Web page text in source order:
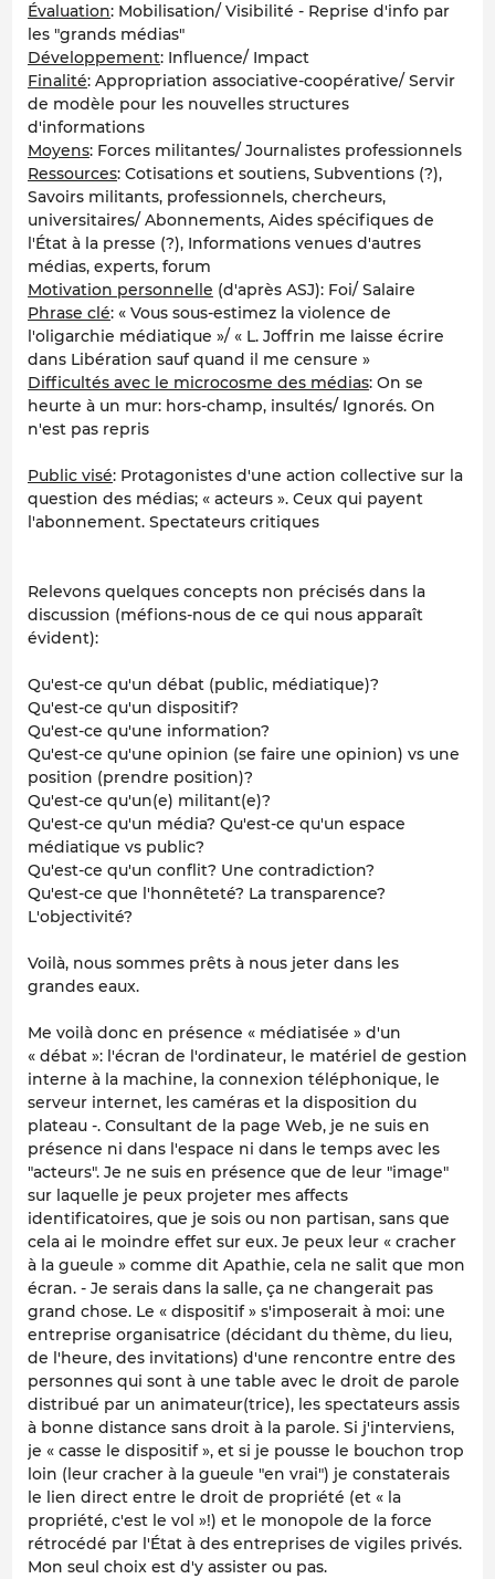
Évaluation: Mobilisation/ Visibilité - Reprise d'info par
les "grands médias"
Développement: Influence/ Impact
Finalité: Appropriation associative-coopérative/ Servir
de modèle pour les nouvelles structures
d'informations
Moyens: Forces militantes/ Journalistes professionnels
Ressources: Cotisations et soutiens, Subventions (?),
Savoirs militants, professionnels, chercheurs,
universitaires/ Abonnements, Aides spécifiques de
l'État à la presse (?), Informations venues d'autres
médias, experts, forum
Motivation personnelle (d'après ASJ): Foi/ Salaire
Phrase clé: « Vous sous-estimez la violence de
l'oligarchie médiatique »/ « L. Joffrin me laisse écrire
dans Libération sauf quand il me censure »
Difficultés avec le microcosme des médias: On se
heurte à un mur: hors-champ, insultés/ Ignorés. On
n'est pas repris
Public visé: Protagonistes d'une action collective sur la
question des médias; « acteurs ». Ceux qui payent
l'abonnement. Spectateurs critiques
Relevons quelques concepts non précisés dans la
discussion (méfions-nous de ce qui nous apparaît
évident):
Qu'est-ce qu'un débat (public, médiatique)?
Qu'est-ce qu'un dispositif?
Qu'est-ce qu'une information?
Qu'est-ce qu'une opinion (se faire une opinion) vs une
position (prendre position)?
Qu'est-ce qu'un(e) militant(e)?
Qu'est-ce qu'un média? Qu'est-ce qu'un espace
médiatique vs public?
Qu'est-ce qu'un conflit? Une contradiction?
Qu'est-ce que l'honnêteté? La transparence?
L'objectivité?
Voilà, nous sommes prêts à nous jeter dans les
grandes eaux.
Me voilà donc en présence « médiatisée » d'un
« débat »: l'écran de l'ordinateur, le matériel de gestion
interne à la machine, la connexion téléphonique, le
serveur internet, les caméras et la disposition du
plateau -. Consultant de la page Web, je ne suis en
présence ni dans l'espace ni dans le temps avec les
"acteurs". Je ne suis en présence que de leur "image"
sur laquelle je peux projeter mes affects
identificatoires, que je sois ou non partisan, sans que
cela ai le moindre effet sur eux. Je peux leur « cracher
à la gueule » comme dit Apathie, cela ne salit que mon
écran. - Je serais dans la salle, ça ne changerait pas
grand chose. Le « dispositif » s'imposerait à moi: une
entreprise organisatrice (décidant du thème, du lieu,
de l'heure, des invitations) d'une rencontre entre des
personnes qui sont à une table avec le droit de parole
distribué par un animateur(trice), les spectateurs assis
à bonne distance sans droit à la parole. Si j'interviens,
je « casse le dispositif », et si je pousse le bouchon trop
loin (leur cracher à la gueule "en vrai") je constaterais
le lien direct entre le droit de propriété (et « la
propriété, c'est le vol »!) et le monopole de la force
rétrocédé par l'État à des entreprises de vigiles privés.
Mon seul choix est d'y assister ou pas.